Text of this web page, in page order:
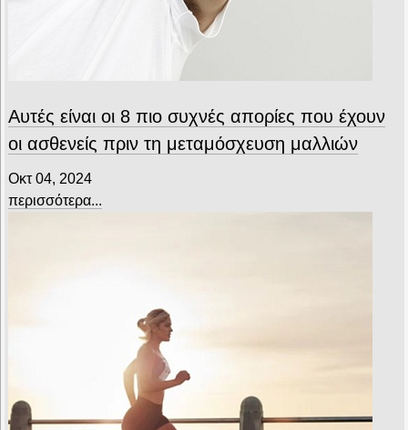
Αυτές είναι οι 8 πιο συχνές απορίες που έχουν
οι ασθενείς πριν τη μεταμόσχευση μαλλιών
Οκτ 04, 2024
περισσότερα...